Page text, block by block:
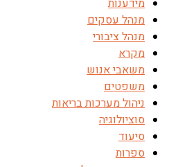
מידענות
מנהל עסקים
מנהל ציבורי
מקרא
משאבי אנוש
משפטים
ניהול מערכות בריאות
סוציולוגיה
סיעוד
ספרות